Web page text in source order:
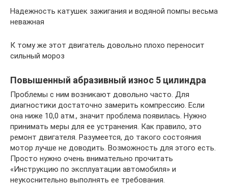
Надежность катушек зажигания и водяной помпы весьма
неважная
К тому же этот двигатель довольно плохо переносит
сильный мороз
Повышенный абразивный износ 5 цилиндра
Проблемы с ним возникают довольно часто. Для
диагностики достаточно замерить компрессию. Если
она ниже 10,0 атм., значит проблема появилась. Нужно
принимать меры для ее устранения. Как правило, это
ремонт двигателя. Разумеется, до такого состояния
мотор лучше не доводить. Возможность для этого есть.
Просто нужно очень внимательно прочитать
«Инструкцию по эксплуатации автомобиля» и
неукоснительно выполнять ее требования.